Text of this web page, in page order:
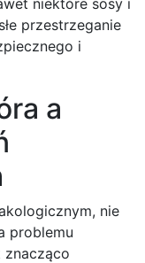
przestrzeganie
i
a
nie
problemu
znacząco